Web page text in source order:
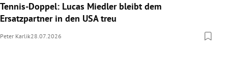
Tennis-Doppel: Lucas Miedler bleibt dem
Ersatzpartner in den USA treu
Peter Karlik28.07.2026